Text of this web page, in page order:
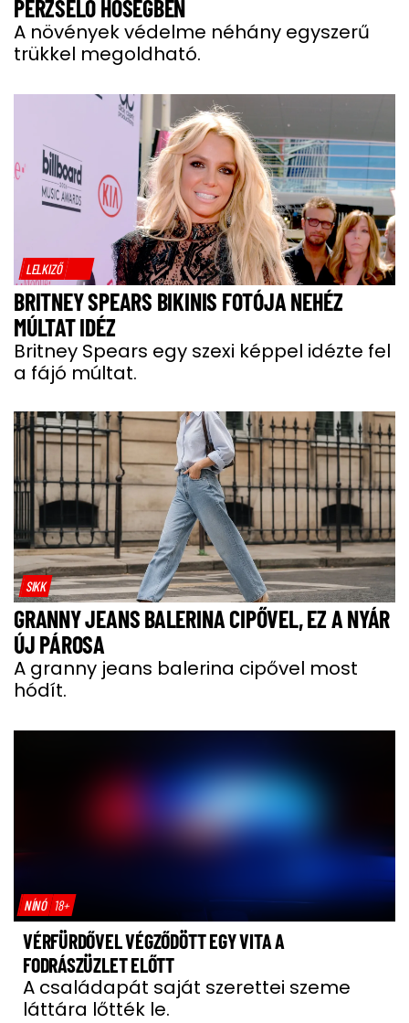
PERZSELŐ HŐSÉGBEN
A növények védelme néhány egyszerű
trükkel megoldható.
LELKIZŐ
BRITNEY SPEARS BIKINIS FOTÓJA NEHÉZ
MÚLTAT IDÉZ
Britney Spears egy szexi képpel idézte fel
a fájó múltat.
SIKK
GRANNY JEANS BALERINA CIPŐVEL, EZ A NYÁR
ÚJ PÁROSA
A granny jeans balerina cipővel most
hódít.
NÍNÓ 18+
VÉRFÜRDŐVEL VÉGZŐDÖTT EGY VITA A
FODRÁSZÜZLET ELŐTT
A családapát saját szerettei szeme
láttára lőtték le.